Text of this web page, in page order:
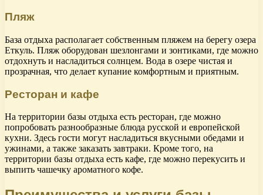
Пляж
База отдыха располагает собственным пляжем на берегу озера
Еткуль. Пляж оборудован шезлонгами и зонтиками, где можно
отдохнуть и насладиться солнцем. Вода в озере чистая и
прозрачная, что делает купание комфортным и приятным.
Ресторан и кафе
На территории базы отдыха есть ресторан, где можно
попробовать разнообразные блюда русской и европейской
кухни. Здесь гости могут насладиться вкусными обедами и
ужинами, а также заказать завтраки. Кроме того, на
территории базы отдыха есть кафе, где можно перекусить и
выпить чашечку ароматного кофе.